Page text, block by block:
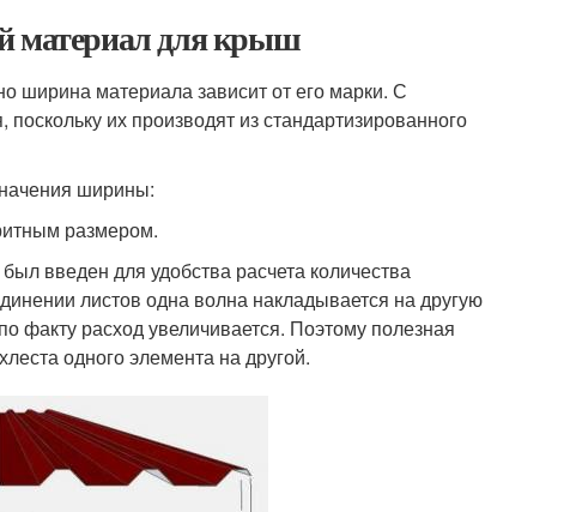
материал для крыш
ширина материала зависит от его марки. С
их производят из стандартизированного
ширины:
размером.
введен для удобства расчета количества
листов одна волна накладывается на другую
факту расход увеличивается. Поэтому полезная
одного элемента на другой.